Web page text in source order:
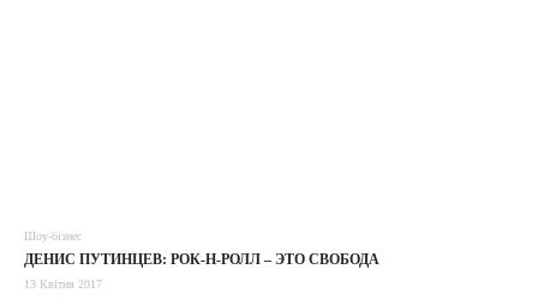
Шоу-бізнес
ДЕНИС ПУТИНЦЕВ: РОК-Н-РОЛЛ – ЭТО СВОБОДА
13 Квітня 2017